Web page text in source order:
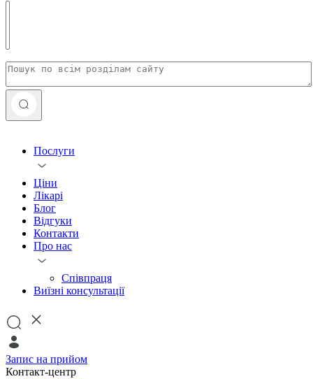
Послуги
Ціни
Лікарі
Блог
Відгуки
Контакти
Про нас
Співпраця
Виїзні консультації
Запис на прийом
Контакт-центр